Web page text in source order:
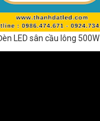
LED sân cầu lông 500W